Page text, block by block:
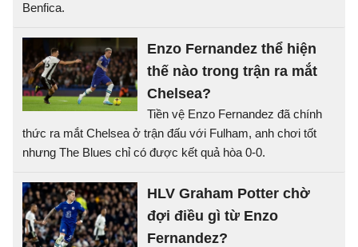
Benfica.
Enzo Fernandez thể hiện
thế nào trong trận ra mắt
Chelsea?
Tiền vệ Enzo Fernandez đã chính
thức ra mắt Chelsea ở trận đấu với Fulham, anh chơi tốt
nhưng The Blues chỉ có được kết quả hòa 0-0.
HLV Graham Potter chờ
đợi điều gì từ Enzo
Fernandez?